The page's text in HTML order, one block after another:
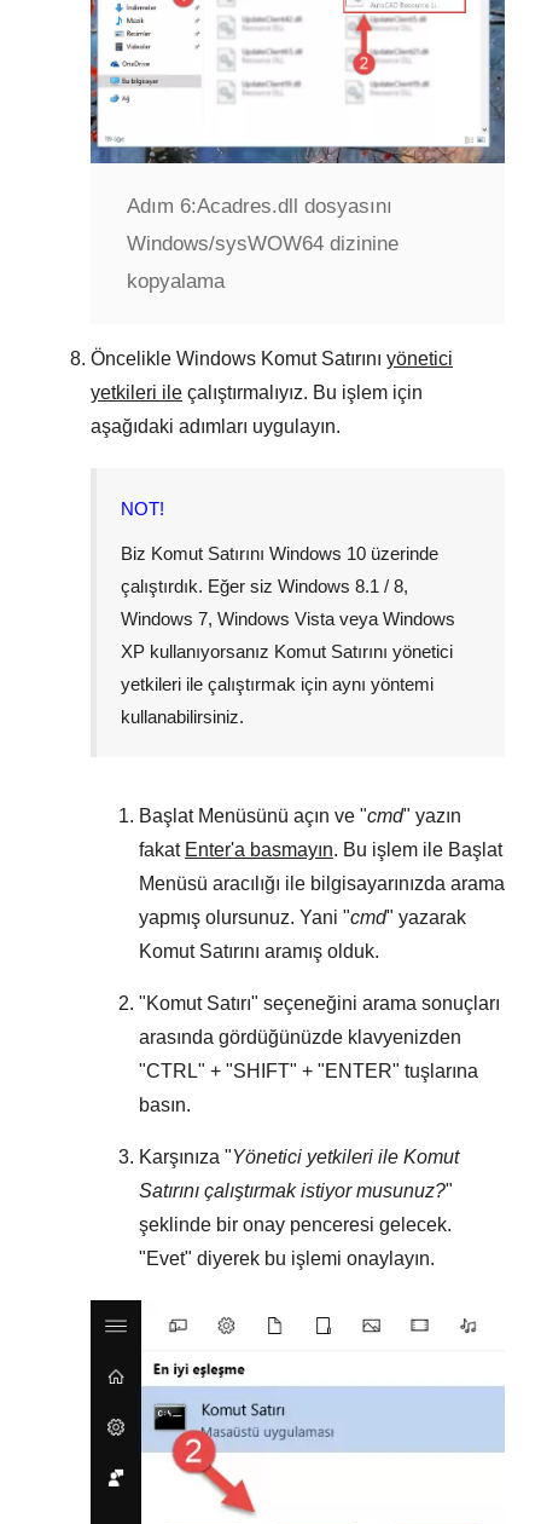
Adım 6:Acadres.dll dosyasını
Windows/sysWOW64 dizinine
kopyalama
Öncelikle Windows Komut Satırını yönetici
yetkileri ile çalıştırmalıyız. Bu işlem için
aşağıdaki adımları uygulayın.
NOT!
Biz Komut Satırını Windows 10 üzerinde
çalıştırdık. Eğer siz Windows 8.1 / 8,
Windows 7, Windows Vista veya Windows
XP kullanıyorsanız Komut Satırını yönetici
yetkileri ile çalıştırmak için aynı yöntemi
kullanabilirsiniz.
Başlat Menüsünü açın ve "cmd" yazın
fakat Enter'a basmayın. Bu işlem ile Başlat
Menüsü aracılığı ile bilgisayarınızda arama
yapmış olursunuz. Yani "cmd" yazarak
Komut Satırını aramış olduk.
"Komut Satırı" seçeneğini arama sonuçları
arasında gördüğünüzde klavyenizden
"CTRL" + "SHIFT" + "ENTER" tuşlarına
basın.
Karşınıza "Yönetici yetkileri ile Komut
Satırını çalıştırmak istiyor musunuz?"
şeklinde bir onay penceresi gelecek.
"Evet" diyerek bu işlemi onaylayın.